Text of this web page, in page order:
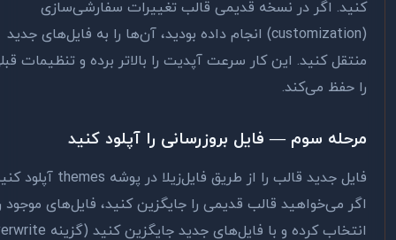
اگر در نسخه قدیمی قالب تغییرات سفارشی‌سازی
(customization) انجام داده بودید، آن‌ها را به فایل‌های جدید
کنید. این کار سرعت آپدیت را بالاتر برده و تنظیمات قبلی
حفظ می‌کند.
سوم — فایل بروزرسانی را آپلود کنید
فایل جدید قالب را از طریق فایل‌زیلا در پوشه themes آپلود کنید.
می‌خواهید قالب قدیمی را جایگزین کنید، فایل‌های موجود را
انتخاب کرده و با فایل‌های جدید جایگزین کنید (گزینه Overwrite